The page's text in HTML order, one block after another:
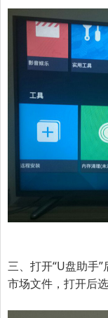
三、打开“U盘助手”
市场文件，打开后